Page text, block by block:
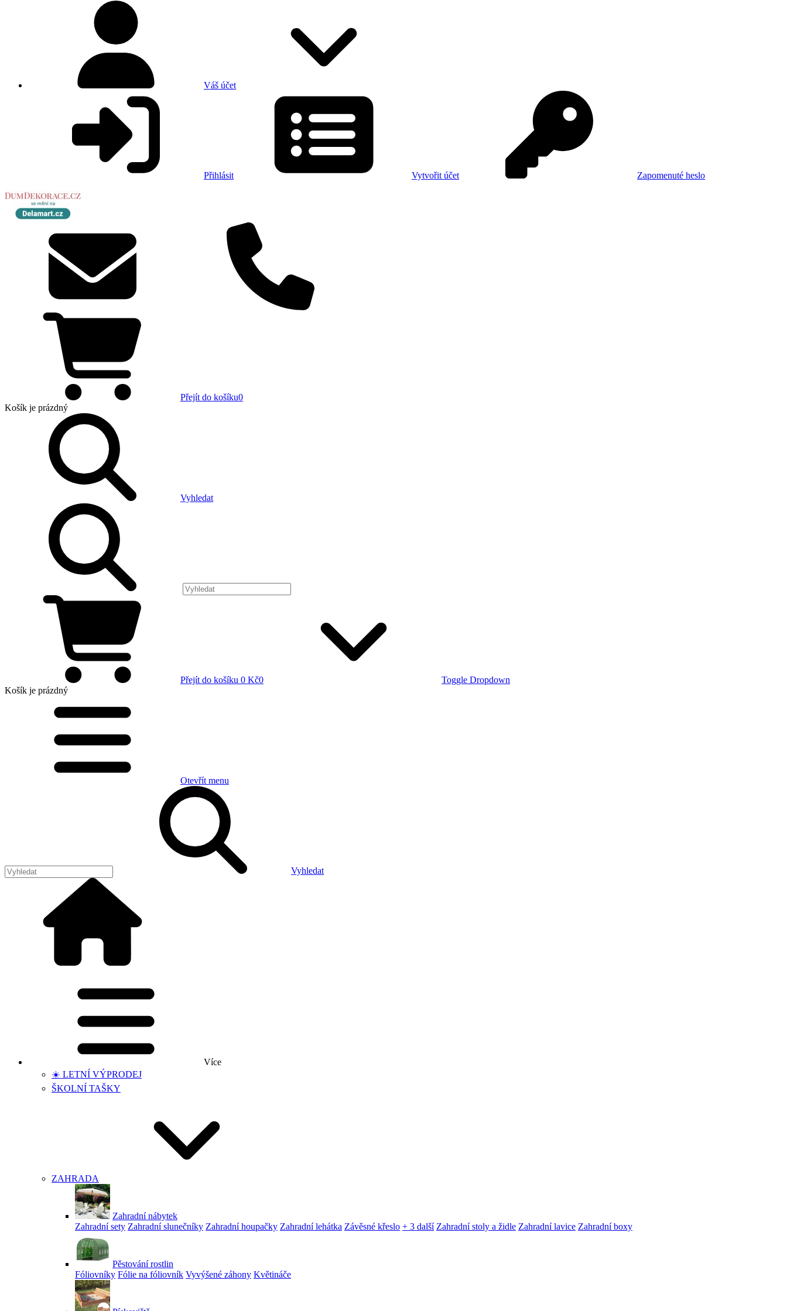
Váš účet
Přihlásit Vytvořit účet Zapomenuté heslo
Přejít do košíku0
Košík je prázdný
Vyhledat
Přejít do košíku 0 Kč0
Toggle Dropdown
Košík je prázdný
Otevřít menu
Vyhledat
Více
☀️ LETNÍ VÝPRODEJ
ŠKOLNÍ TAŠKY
ZAHRADA
Zahradní nábytek
Zahradní sety Zahradní slunečníky Zahradní houpačky Zahradní lehátka Závěsné křeslo + 3 další Zahradní stoly a židle Zahradní lavice Zahradní boxy
Pěstování rostlin
Fóliovníky Fólie na fóliovník Vyvýšené záhony Květináče